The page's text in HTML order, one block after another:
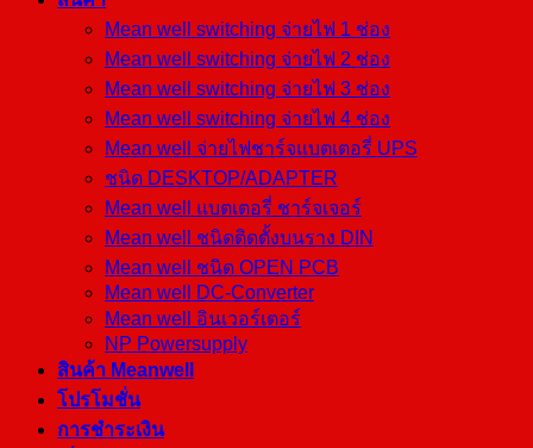
Mean well switching จ่ายไฟ 1 ช่อง
Mean well switching จ่ายไฟ 2 ช่อง
Mean well switching จ่ายไฟ 3 ช่อง
Mean well switching จ่ายไฟ 4 ช่อง
Mean well จ่ายไฟชาร์จแบตเตอรี่ UPS
ชนิด DESKTOP/ADAPTER
Mean well แบตเตอรี่ ชาร์จเจอร์
Mean well ชนิดติดตั้งบนราง DIN
Mean well ชนิด OPEN PCB
Mean well DC-Converter
Mean well อินเวอร์เตอร์
NP Powersupply
สินค้า Meanwell
โปรโมชั่น
การชำระเงิน